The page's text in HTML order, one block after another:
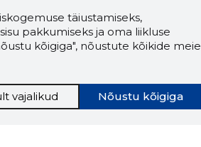
täiustamiseks,
pakkumiseks ja oma liikluse
kõigiga", nõustute kõikide meie
Nõustu kõigiga
vajalikud